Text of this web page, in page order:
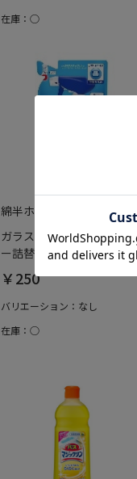
在庫：○
綿半ホームエイド
ガラスマジックリンスプレ
ー詰替 350ML
￥250
バリエーション：なし
在庫：○